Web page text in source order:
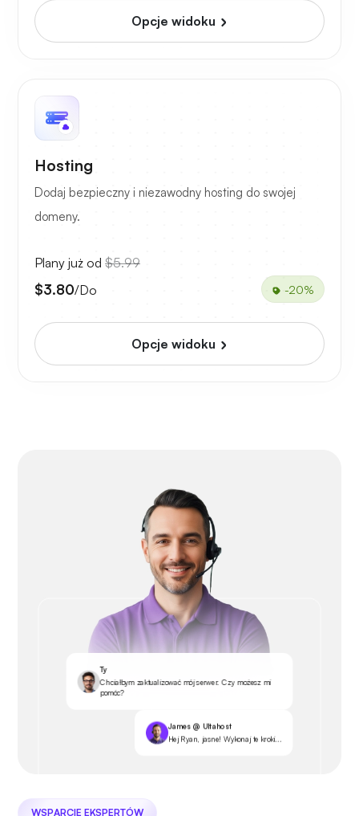
Opcje widoku
Hosting
Dodaj bezpieczny i niezawodny hosting do swojej
domeny.
Plany już od $5.99
$3.80/Do -20%
Opcje widoku
Ty
Chciałbym zaktualizować mój serwer. Czy możesz mi
pomóc?
James @ Ultahost
Hej Ryan, jasne! Wykonaj te kroki...
WSPARCIE EKSPERTÓW